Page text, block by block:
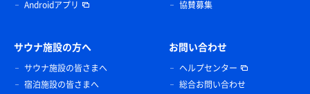
Androidアプリ
協賛募集
サウナ施設の方へ
サウナ施設の皆さまへ
宿泊施設の皆さまへ
お問い合わせ
ヘルプセンター
総合お問い合わせ